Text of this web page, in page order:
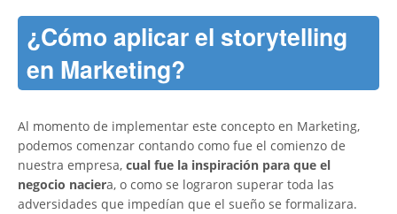
¿Cómo aplicar el storytelling
en Marketing?
Al momento de implementar este concepto en Marketing,
podemos comenzar contando como fue el comienzo de
nuestra empresa, cual fue la inspiración para que el
negocio naciera, o como se lograron superar toda las
adversidades que impedían que el sueño se formalizara.